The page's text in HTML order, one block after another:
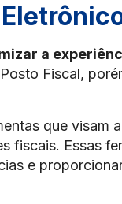
a
Fiscal,
que visam
fiscais. Essas
e